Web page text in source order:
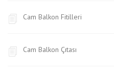
Cam Balkon Fitilleri
Cam Balkon Çıtası